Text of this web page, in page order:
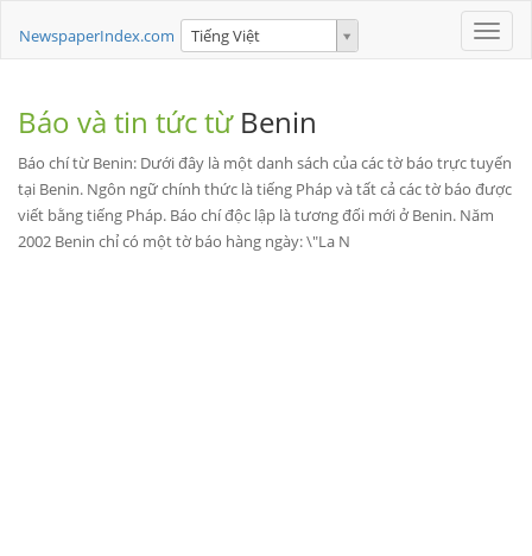
Toggle
NewspaperIndex.com Tiếng Việt
Báo và tin tức từ Benin
Báo chí từ Benin: Dưới đây là một danh sách của các tờ báo trực tuyến
tại Benin. Ngôn ngữ chính thức là tiếng Pháp và tất cả các tờ báo được
viết bằng tiếng Pháp. Báo chí độc lập là tương đối mới ở Benin. Năm
2002 Benin chỉ có một tờ báo hàng ngày: \"La N